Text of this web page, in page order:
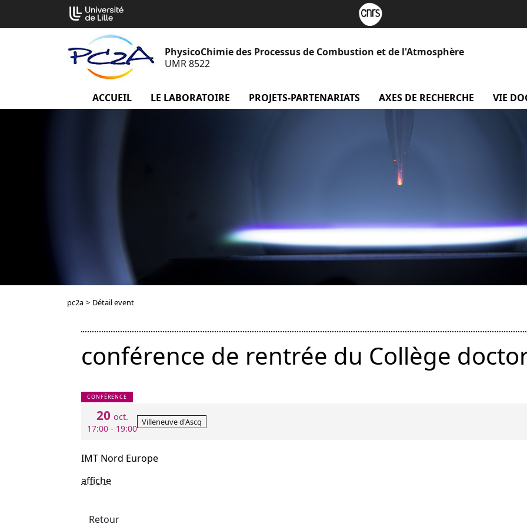
contenu
PhysicoChimie des Processus de Combustion et de l'Atmosphère
UMR 8522
ACCUEIL menu Accueil
LE LABORATOIRE menu Le laboratoire
PROJETS-PARTENARIATS menu projets-partenariats
AXES DE RECHERCHE menu
VIE
pc2a > Détail event
conférence de rentrée du Collège
CONFÉRENCE
20 oct.
17:00 - 19:00
Villeneuve d'Ascq
IMT Nord Europe
affiche
Retour
Cookies management panel